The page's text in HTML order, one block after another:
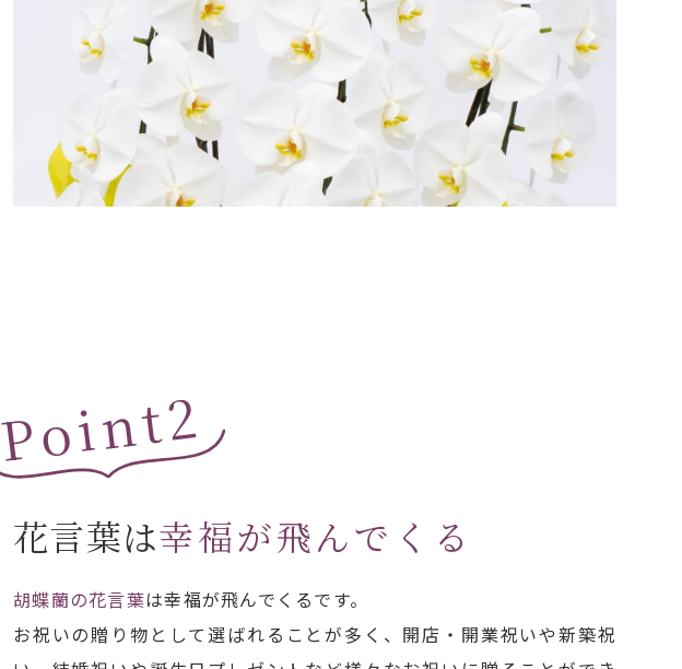
Point2
花言葉は幸福が飛んでくる
胡蝶蘭の花言葉は幸福が飛んでくるです。
お祝いの贈り物として選ばれることが多く、開店・開業祝いや新築祝